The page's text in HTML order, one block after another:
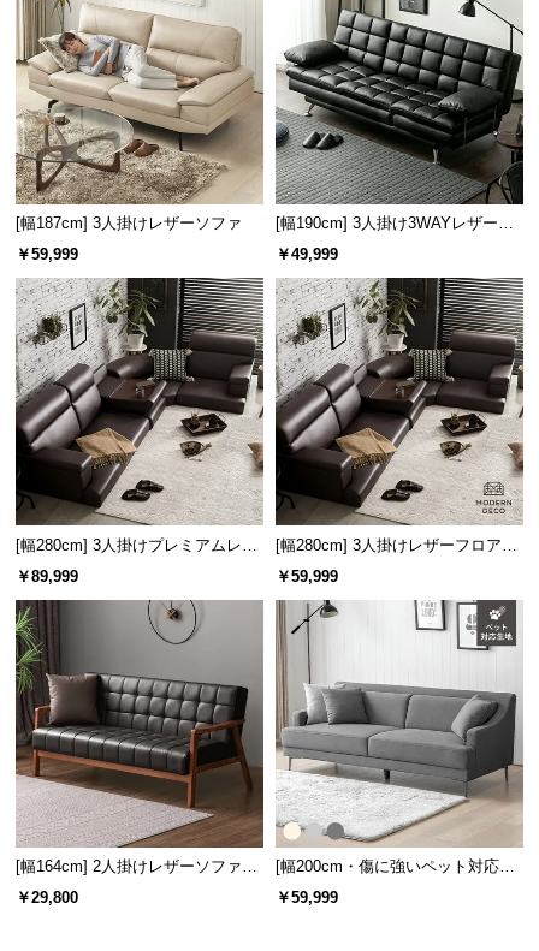
[幅187cm] 3人掛けレザーソファ
￥59,999
[幅190cm] 3人掛け3WAYレザーソ
ファーベッド
￥49,999
[幅280cm] 3人掛けプレミアムレザ
ーフロアソファ
￥89,999
[幅280cm] 3人掛けレザーフロアソ
ファ
￥59,999
[幅164cm] 2人掛けレザーソファー
木製フレーム
￥29,800
[幅200cm・傷に強いペット対応生
地] 3人掛けストレートソファ ごろ
￥59,999